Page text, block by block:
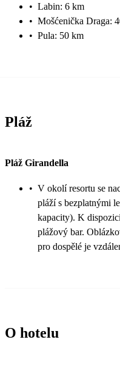
• Labin: 6 km
• Mošćenička Draga:
• Pula: 50 km
Pláž
Pláž Girandella
• V okolí resortu se
pláží s bezplatnými
kapacity). K
plážový bar.
pro dospělé je
O hotelu